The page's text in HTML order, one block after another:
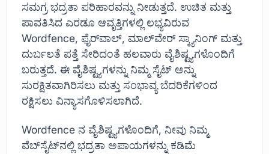
ಸಮಗ್ರ ಭದ್ರತಾ ಪರಿಹಾರವನ್ನು ನೀಡುತ್ತದೆ. ಉಚಿತ ಮತ್ತು
ಪಾವತಿಸಿದ ಎರಡೂ ಆವೃತ್ತಿಗಳಲ್ಲಿ ಲಭ್ಯವಿರುವ
Wordfence, ಫೈರ್‌ವಾಲ್, ಮಾಲ್‌ವೇರ್ ಸ್ಕ್ಯಾನಿಂಗ್ ಮತ್ತು
ದುರ್ಬಲತೆ ಪತ್ತೆ ಸೇರಿದಂತೆ ಹಲವಾರು ವೈಶಿಷ್ಟ್ಯಗಳೊಂದಿಗೆ
ಬರುತ್ತದೆ. ಈ ವೈಶಿಷ್ಟ್ಯಗಳನ್ನು ನಿಮ್ಮ ಸೈಟ್ ಅನ್ನು
ಸುರಕ್ಷಿತವಾಗಿರಿಸಲು ಮತ್ತು ಸಂಭಾವ್ಯ ಬೆದರಿಕೆಗಳಿಂದ
ರಕ್ಷಿಸಲು ವಿನ್ಯಾಸಗೊಳಿಸಲಾಗಿದೆ.
Wordfence ನ ವೈಶಿಷ್ಟ್ಯಗಳೊಂದಿಗೆ, ನೀವು ನಿಮ್ಮ
ವೆಬ್‌ಸೈಟ್‌ನಲ್ಲಿ ಭದ್ರತಾ ಅಪಾಯಗಳನ್ನು ಕಡಿಮೆ